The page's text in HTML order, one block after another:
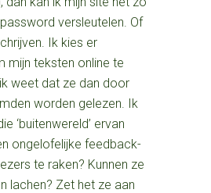
versleutelen. Of
Ik kies er
mijn teksten online te
weet dat ze dan door
worden gelezen. Ik
‘buitenwereld’ ervan
ongelofelijke feedback-
te raken? Kunnen ze
lachen? Zet het ze aan